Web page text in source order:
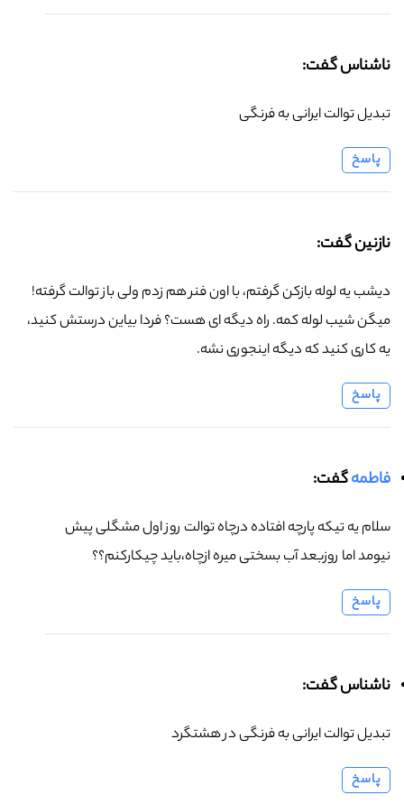
ناشناس گفت:
تبدیل توالت ایرانی به فرنگی
پاسخ
نازنین گفت:
دیشب یه لوله بازکن گرفتم، با اون فنر هم زدم ولی باز توالت گرفته!
میگن شیب لوله کمه. راه دیگه ای هست؟ فردا بیاین درستش کنید،
یه کاری کنید که دیگه اینجوری نشه.
پاسخ
فاطمهگفت:
سلام یه تیکه پارچه افتاده درچاه توالت روز اول مشگلی پیش
نیومد اما روزبعد آب بسختی میره ازچاه،باید چیکارکنم؟؟
پاسخ
ناشناس گفت:
تبدیل توالت ایرانی به فرنگی در هشتگرد
پاسخ